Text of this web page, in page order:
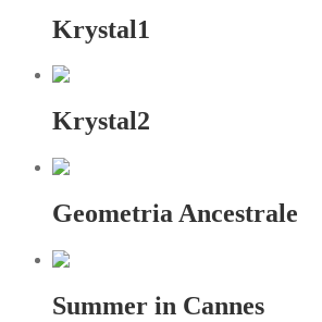
Krystal1
Krystal2
Geometria Ancestrale
Summer in Cannes